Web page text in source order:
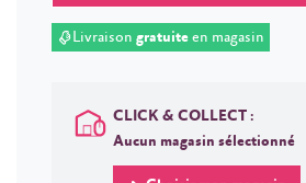
Livraison gratuiteen magasin
CLICK & COLLECT :
Aucun magasin sélectionné